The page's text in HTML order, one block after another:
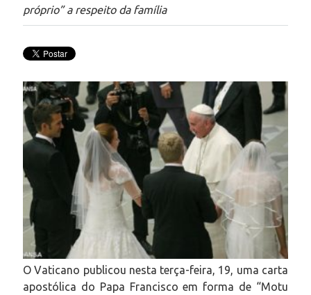
próprio” a respeito da família
O Vaticano publicou nesta terça-feira, 19, uma carta
apostólica do Papa Francisco em forma de “Motu